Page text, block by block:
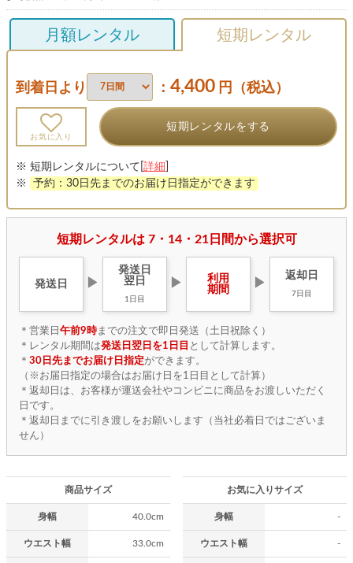
月額レンタル 短期レンタル
到着日より ： 4,400 円（税込）
お気に入り
短期レンタルをする
※ 短期レンタルについて[ 詳細
※
予約：30日先までのお届け日指定ができます
短期レンタルは 7・14・21日間から選択可
発送日 ▶
発送日
翌日
1日目
▶
利用
期間
▶
返却日
7日目
＊営業日 午前9時までの注文で即日発送（土日祝除く）
＊レンタル期間は発送日翌日を1日目 として計算します。
＊ 30日先までお届け日指定ができます。
（※お届日指定の場合はお届け日を1日目として計算）
＊返却日は、お客様が運送会社やコンビニに商品をお渡しいただく
日です。
＊返却日までに引き渡しをお願いします（当社必着日ではございま
せん）
商品サイズ
身幅 40.0cm
ウエスト幅 33.0cm
お気に入りサイズ
身幅 -
ウエスト幅 -